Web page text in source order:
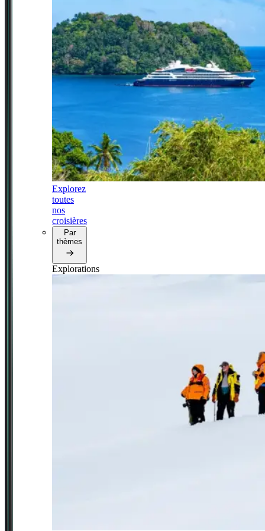
Explorez
toutes
nos
croisières
Par
thèmes
Explorations